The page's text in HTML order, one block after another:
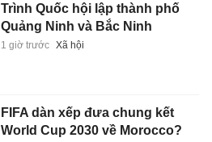
Trình Quốc hội lập thành phố
Quảng Ninh và Bắc Ninh
1 giờ trước Xã hội
FIFA dàn xếp đưa chung kết
World Cup 2030 về Morocco?